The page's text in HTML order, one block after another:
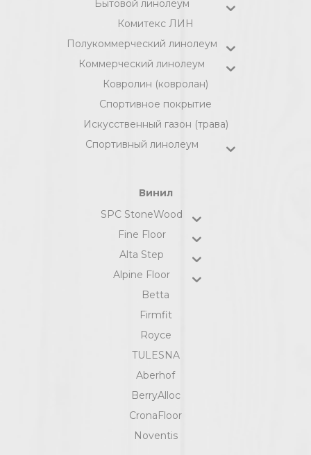
Бытовой линолеум
Комитекс ЛИН
Полукоммерческий линолеум
Коммерческий линолеум
Ковролин (ковролан)
Спортивное покрытие
Искусственный газон (трава)
Спортивный линолеум
Винил
SPC StoneWood
Fine Floor
Alta Step
Alpine Floor
Betta
Firmfit
Royce
TULESNA
Aberhof
BerryAlloc
CronaFloor
Noventis